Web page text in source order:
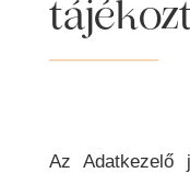
Az Adatkezelő